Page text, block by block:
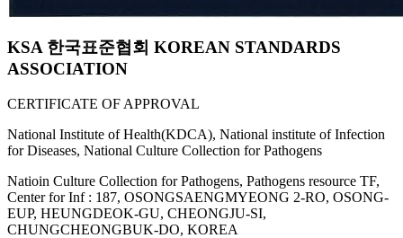
KSA 한국표준협회 KOREAN STANDARDS
ASSOCIATION
CERTIFICATE OF APPROVAL
National Institute of Health(KDCA), National institute of Infection
for Diseases, National Culture Collection for Pathogens
Natioin Culture Collection for Pathogens, Pathogens resource TF,
Center for Inf : 187, OSONGSAENGMYEONG 2-RO, OSONG-
EUP, HEUNGDEOK-GU, CHEONGJU-SI,
CHUNGCHEONGBUK-DO, KOREA